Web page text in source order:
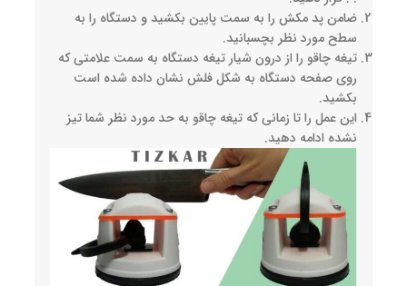
ضامن پد مکش را به سمت پایین بکشید و دستگاه را به
سطح مورد نظر بچسبانید.
تیغه چاقو را از درون شیار تیغه دستگاه به سمت علامتی که
روی صفحه دستگاه به شکل فلش نشان داده شده است
بکشید.
این عمل را تا زمانی که تیغه چاقو به حد مورد نظر شما تیز
نشده ادامه دهید.